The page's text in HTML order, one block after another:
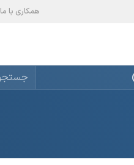
همکاری با ما